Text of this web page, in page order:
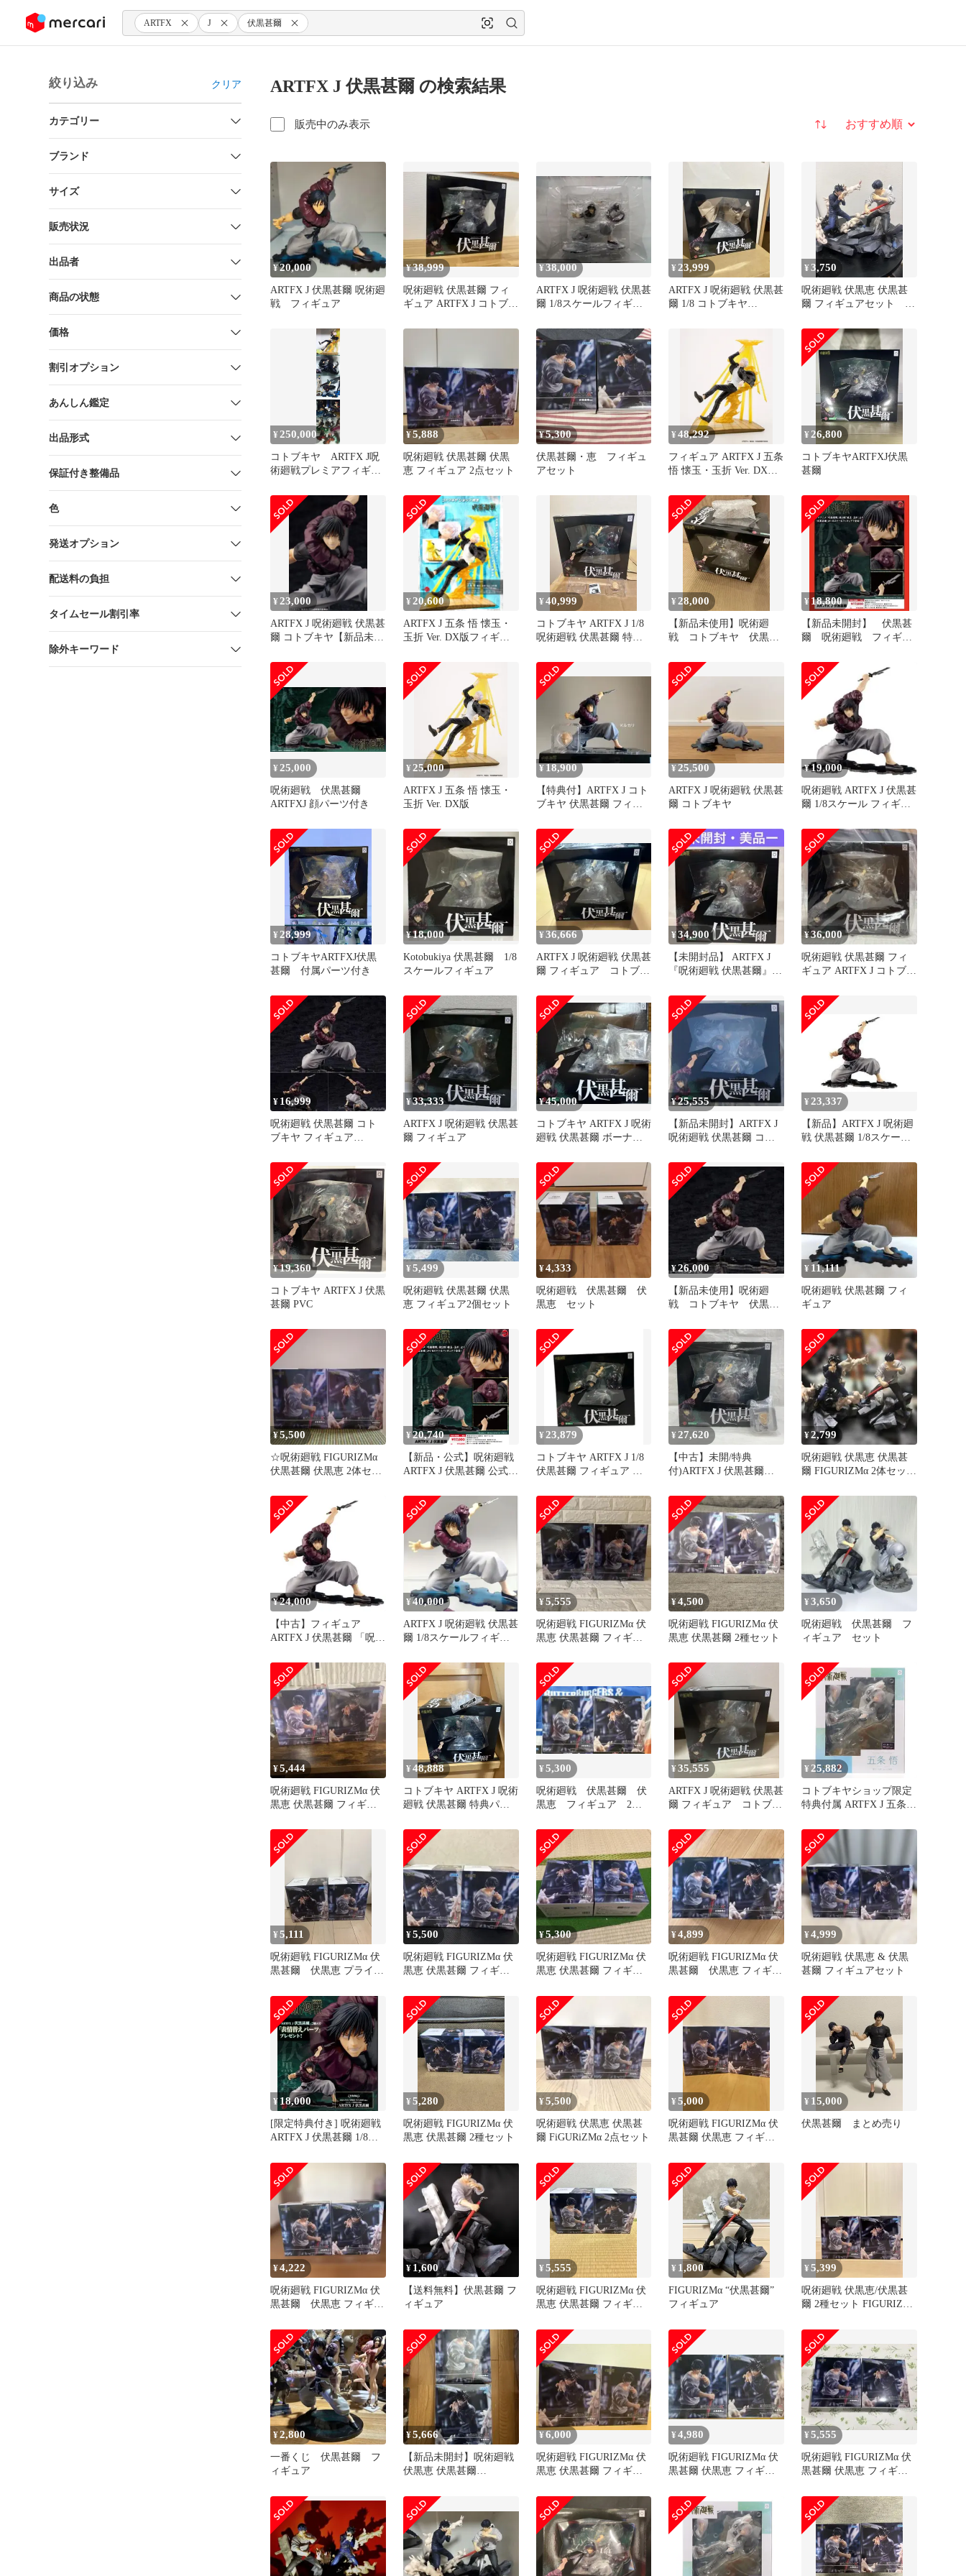
ツにスキップ ARTFX J 伏黒甚爾
絞り込み クリア
カテゴリー
ブランド
サイズ
販売状況
出品者
商品の状態
価格
割引オプション
あんしん鑑定
出品形式
保証付き整備品
色
発送オプション
配送料の負担
タイムセール割引率
除外キーワード
ARTFX J 伏黒甚爾 の検索結果
販売中のみ表示 並び替え
¥20,000
ARTFX J 伏黒甚爾 呪術廻
戦 フィギュア
¥38,999
呪術廻戦 伏黒甚爾 フィ
ギュア ARTFX J コトブキ
¥38,000
ARTFX J 呪術廻戦 伏黒甚
爾 1/8スケールフィギュ
¥ 23,999
ARTFX J 呪術廻戦 伏黒甚
爾 1/8 コトブキヤ
¥3,750
呪術廻戦 伏黒恵 伏黒甚
爾 フィギュアセット 値
¥ 250,000
コトブキヤ ARTFX J呪
術廻戦プレミアフィギュ
入禁止※
¥5,888
呪術廻戦 伏黒甚爾 伏黒
恵 フィギュア 2点セット
¥5,300
伏黒甚爾・恵 フィギュ
アセット
¥48,292
フィギュア ARTFX J 五条
悟 懐玉・玉折 Ver. DX版
塗装済み完成品 コトブキ
ヤショップ限定【10日以
内発送】
¥ 26,800
コトブキヤARTFXJ伏黒
甚爾
¥ 23,000
ARTFX J 呪術廻戦 伏黒甚
爾 コトブキヤ【新品未開
¥ 20,600
ARTFX J 五条 悟 懐玉・
玉折 Ver. DX版フィギュ
¥40,999
コトブキヤ ARTFX J 1/8
呪術廻戦 伏黒甚爾 特典
¥ 28,000
【新品未使用】呪術廻
戦 コトブキヤ 伏黒甚
パーツ付き
¥ 18,800
【新品未開封】 伏黒甚
爾 呪術廻戦 フィギュ
¥ 25,000
呪術廻戦 伏黒甚爾
ARTFXJ 顔パーツ付き
¥ 25,000
ARTFX J 五条 悟 懐玉・
玉折 Ver. DX版
¥ 18,900
【特典付】ARTFX J コト
ブキヤ 伏黒甚爾 フィギ
¥ 25,500
ARTFX J 呪術廻戦 伏黒甚
爾 コトブキヤ
¥19,000
呪術廻戦 ARTFX J 伏黒甚
爾 1/8スケール フィギュ
¥ 28,999
コトブキヤARTFXJ伏黒
甚爾 付属パーツ付き
¥18,000
Kotobukiya 伏黒甚爾 1/8
スケールフィギュア
¥36,666
ARTFX J 呪術廻戦 伏黒甚
爾 フィギュア コトブキ
¥34,900
【未開封品】 ARTFX J
『呪術廻戦 伏黒甚爾』
¥36,000
呪術廻戦 伏黒甚爾 フィ
ギュア ARTFX J コトブキ
¥ 16,999
呪術廻戦 伏黒甚爾 コト
ブキヤ フィギュア
¥33,333
ARTFX J 呪術廻戦 伏黒甚
爾 フィギュア
¥45,000
コトブキヤ ARTFX J 呪術
廻戦 伏黒甚爾 ボーナス
¥25,555
【新品未開封】ARTFX J
呪術廻戦 伏黒甚爾 コト
¥ 23,337
【新品】ARTFX J 呪術廻
戦 伏黒甚爾 1/8スケール
芥見下々 じゅじゅつかい
せん ふしぐろ とうじ 五
条悟 虎杖悠仁 伏黒恵
¥19,360
コトブキヤ ARTFX J 伏黒
甚爾 PVC
¥5,499
呪術廻戦 伏黒甚爾 伏黒
恵 フィギュア2個セット
¥4,333
呪術廻戦 伏黒甚爾 伏
黒恵 セット
¥26,000
【新品未使用】呪術廻
戦 コトブキヤ 伏黒甚
ARTFX
¥ 11,111
呪術廻戦 伏黒甚爾 フィ
ギュア
¥5,500
☆呪術廻戦 FIGURIZMα
伏黒甚爾 伏黒恵 2体セッ
¥20,740
【新品・公式】呪術廻戦
ARTFX J 伏黒甚爾 公式グ
¥ 23,879
コトブキヤ ARTFX J 1/8
伏黒甚爾 フィギュア 呪
¥27,620
【中古】未開/特典
付)ARTFX J 伏黒甚爾
¥2,799
呪術廻戦 伏黒恵 伏黒甚
爾 FIGURIZMα 2体セット
¥24,000
【中古】フィギュア
ARTFX J 伏黒甚爾 「呪術
み完成品
¥40,000
ARTFX J 呪術廻戦 伏黒甚
爾 1/8スケールフィギュ
¥5,555
呪術廻戦 FIGURIZMα 伏
黒恵 伏黒甚爾 フィギュ
¥4,500
呪術廻戦 FIGURIZMα 伏
黒恵 伏黒甚爾 2種セット
¥3,650
呪術廻戦 伏黒甚爾 フ
ィギュア セット
¥5,444
呪術廻戦 FIGURIZMα 伏
黒恵 伏黒甚爾 フィギュ
¥48,888
コトブキヤ ARTFX J 呪術
廻戦 伏黒甚爾 特典パー
¥5,300
呪術廻戦 伏黒甚爾 伏
黒恵 フィギュア 2体
¥35,555
ARTFX J 呪術廻戦 伏黒甚
爾 フィギュア コトブキ
¥ 25,882
コトブキヤショップ限定
特典付属 ARTFX J 五条悟
玉折 Ver. DX版 呪術廻戦
1/7 完成品 フィギュア
(PV135) コトブキヤ
¥5,111
呪術廻戦 FIGURIZMα 伏
黒甚爾 伏黒恵 プライズ
¥5,500
呪術廻戦 FIGURIZMα 伏
黒恵 伏黒甚爾 フィギュ
¥5,300
呪術廻戦 FIGURIZMα 伏
黒恵 伏黒甚爾 フィギュ
¥4,899
呪術廻戦 FIGURIZMα 伏
黒甚爾 伏黒恵 フィギュ
¥4,999
呪術廻戦 伏黒恵 & 伏黒
甚爾 フィギュアセット
¥ 18,000
[限定特典付き] 呪術廻戦
ARTFX J 伏黒甚爾 1/8ス
¥5,280
呪術廻戦 FIGURIZMα 伏
黒恵 伏黒甚爾 2種セット
¥5,500
呪術廻戦 伏黒恵 伏黒甚
爾 FiGURiZMα 2点セット
¥5,000
呪術廻戦 FIGURIZMα 伏
黒甚爾 伏黒恵 フィギュ
¥ 15,000
伏黒甚爾 まとめ売り
¥4,222
呪術廻戦 FIGURIZMα 伏
黒甚爾 伏黒恵 フィギュ
¥ 1,600
【送料無料】伏黒甚爾 フ
ィギュア
¥5,555
呪術廻戦 FIGURIZMα 伏
黒恵 伏黒甚爾 フィギュ
¥ 1,800
FIGURIZMα “伏黒甚爾”
フィギュア
¥5,399
呪術廻戦 伏黒恵/伏黒甚
爾 2種セット FIGURIZMα
¥2,800
一番くじ 伏黒甚爾 フ
ィギュア
¥5,666
【新品未開封】呪術廻戦
伏黒恵 伏黒甚爾
¥6,000
呪術廻戦 FIGURIZMα 伏
黒恵 伏黒甚爾 フィギュ
¥4,980
呪術廻戦 FIGURIZMα 伏
黒甚爾 伏黒恵 フィギュ
¥5,555
呪術廻戦 FIGURIZMα 伏
黒甚爾 伏黒恵 フィギュ